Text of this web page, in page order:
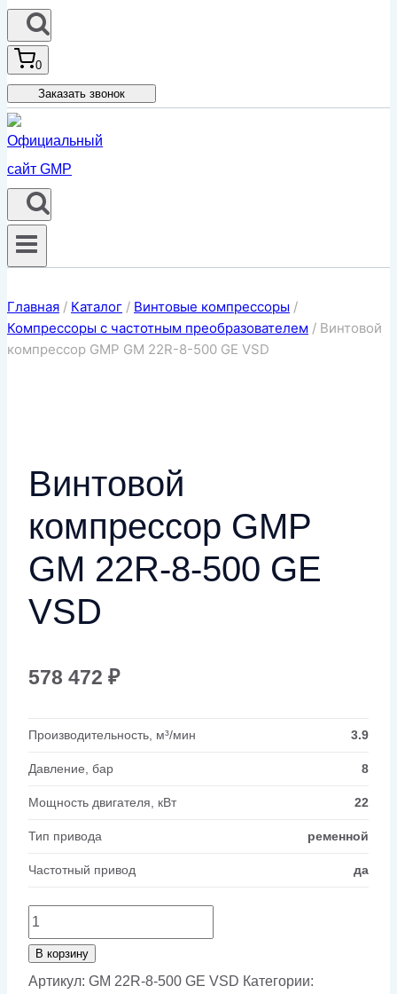
0
Заказать звонок
Главная / Каталог / Винтовые компрессоры /
Компрессоры с частотным преобразователем / Винтовой
компрессор GMP GM 22R-8-500 GE VSD
Винтовой
компрессор GMP
GM 22R-8-500 GE
VSD
578 472 ₽
Производительность, м³/мин 3.9
Давление, бар 8
Мощность двигателя, кВт 22
Тип привода ременной
Частотный привод да
Количество
товара
Винтовой
В корзину
Артикул: GM 22R-8-500 GE VSD Категории: